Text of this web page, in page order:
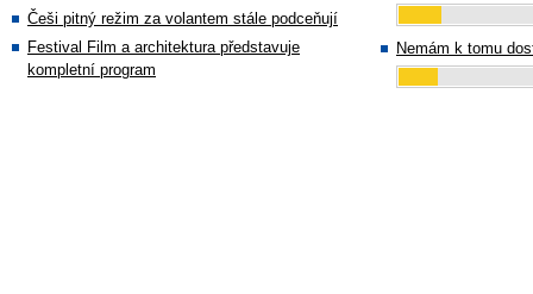
Češi pitný režim za volantem stále podceňují
Festival Film a architektura představuje
kompletní program
Nemám k tomu